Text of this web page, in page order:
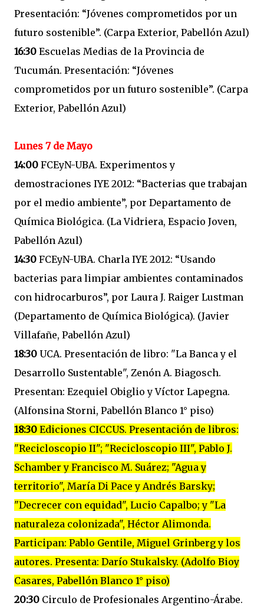
Presentación: “Jóvenes comprometidos por un
futuro sostenible”. (Carpa Exterior, Pabellón Azul)
16:30 Escuelas Medias de la Provincia de
Tucumán. Presentación: “Jóvenes
comprometidos por un futuro sostenible”. (Carpa
Exterior, Pabellón Azul)
Lunes 7 de Mayo
14:00 FCEyN-UBA. Experimentos y
demostraciones IYE 2012: “Bacterias que trabajan
por el medio ambiente”, por Departamento de
Química Biológica. (La Vidriera, Espacio Joven,
Pabellón Azul)
14:30 FCEyN-UBA. Charla IYE 2012: “Usando
bacterias para limpiar ambientes contaminados
con hidrocarburos”, por Laura J. Raiger Lustman
(Departamento de Química Biológica). (Javier
Villafañe, Pabellón Azul)
18:30 UCA. Presentación de libro: "La Banca y el
Desarrollo Sustentable", Zenón A. Biagosch.
Presentan: Ezequiel Obiglio y Víctor Lapegna.
(Alfonsina Storni, Pabellón Blanco 1° piso)
18:30 Ediciones CICCUS. Presentación de libros:
"Recicloscopio II"; "Recicloscopio III", Pablo J.
Schamber y Francisco M. Suárez; "Agua y
territorio", María Di Pace y Andrés Barsky;
"Decrecer con equidad", Lucio Capalbo; y "La
naturaleza colonizada", Héctor Alimonda.
Participan: Pablo Gentile, Miguel Grinberg y los
autores. Presenta: Darío Stukalsky. (Adolfo Bioy
Casares, Pabellón Blanco 1° piso)
20:30 Circulo de Profesionales Argentino-Árabe.